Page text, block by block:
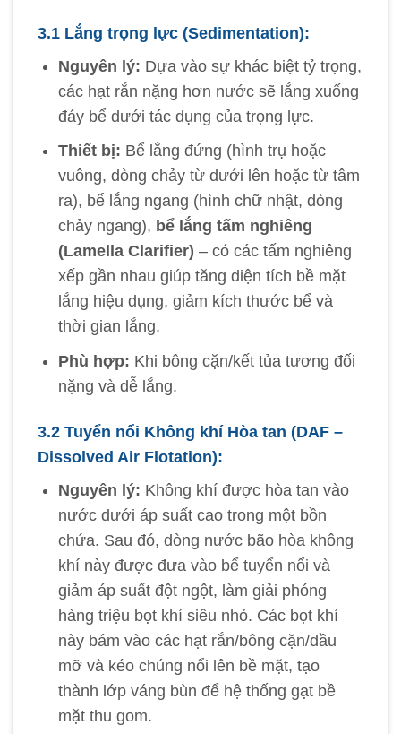
3.1 Lắng trọng lực (Sedimentation):
Nguyên lý: Dựa vào sự khác biệt tỷ trọng,
các hạt rắn nặng hơn nước sẽ lắng xuống
đáy bể dưới tác dụng của trọng lực.
Thiết bị: Bể lắng đứng (hình trụ hoặc
vuông, dòng chảy từ dưới lên hoặc từ tâm
ra), bể lắng ngang (hình chữ nhật, dòng
chảy ngang), bể lắng tấm nghiêng
(Lamella Clarifier) – có các tấm nghiêng
xếp gần nhau giúp tăng diện tích bề mặt
lắng hiệu dụng, giảm kích thước bể và
thời gian lắng.
Phù hợp: Khi bông cặn/kết tủa tương đối
nặng và dễ lắng.
3.2 Tuyển nổi Không khí Hòa tan (DAF –
Dissolved Air Flotation):
Nguyên lý: Không khí được hòa tan vào
nước dưới áp suất cao trong một bồn
chứa. Sau đó, dòng nước bão hòa không
khí này được đưa vào bể tuyển nổi và
giảm áp suất đột ngột, làm giải phóng
hàng triệu bọt khí siêu nhỏ. Các bọt khí
này bám vào các hạt rắn/bông cặn/dầu
mỡ và kéo chúng nổi lên bề mặt, tạo
thành lớp váng bùn để hệ thống gạt bề
mặt thu gom.